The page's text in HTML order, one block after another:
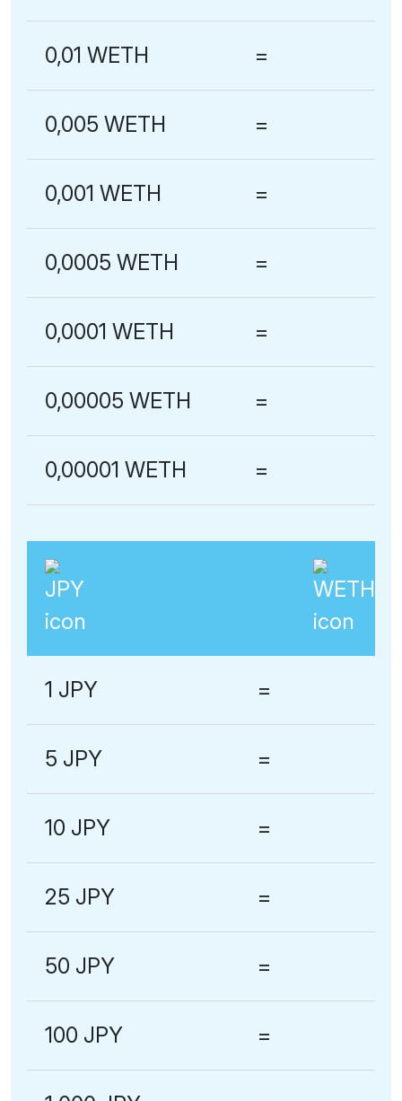
0,01 WETH =
0,005 WETH =
0,001 WETH =
0,0005 WETH =
0,0001 WETH =
0,00005 WETH =
0,00001 WETH =
1 JPY =
5 JPY =
10 JPY =
25 JPY =
50 JPY =
100 JPY =